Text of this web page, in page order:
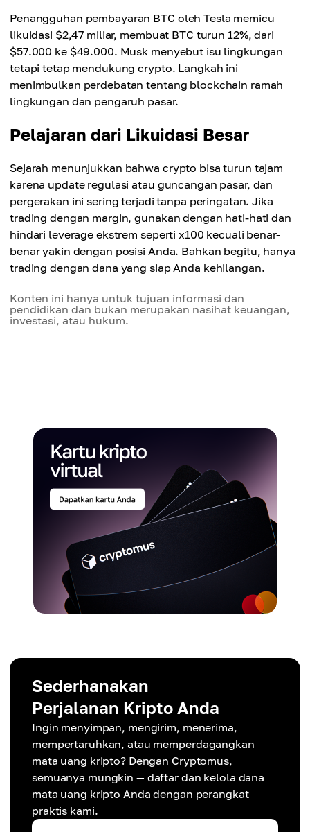
Penangguhan pembayaran BTC oleh Tesla memicu
likuidasi $2,47 miliar, membuat BTC turun 12%, dari
$57.000 ke $49.000. Musk menyebut isu lingkungan
tetapi tetap mendukung crypto. Langkah ini
menimbulkan perdebatan tentang blockchain ramah
lingkungan dan pengaruh pasar.
Pelajaran dari Likuidasi Besar
Sejarah menunjukkan bahwa crypto bisa turun tajam
karena update regulasi atau guncangan pasar, dan
pergerakan ini sering terjadi tanpa peringatan. Jika
trading dengan margin, gunakan dengan hati-hati dan
hindari leverage ekstrem seperti x100 kecuali benar-
benar yakin dengan posisi Anda. Bahkan begitu, hanya
trading dengan dana yang siap Anda kehilangan.
Konten ini hanya untuk tujuan informasi dan
pendidikan dan bukan merupakan nasihat keuangan,
investasi, atau hukum.
Sederhanakan
Perjalanan Kripto Anda
Ingin menyimpan, mengirim, menerima,
mempertaruhkan, atau memperdagangkan
mata uang kripto? Dengan Cryptomus,
semuanya mungkin — daftar dan kelola dana
mata uang kripto Anda dengan perangkat
praktis kami.